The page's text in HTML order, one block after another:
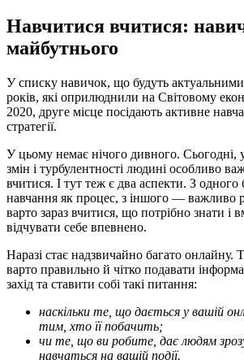
Навчитися вчитися:
майбутнього
У списку навичок, що будуть актуальними
років, які оприлюднили на Світовому
2020, друге місце посідають активне
стратегії.
У цьому немає нічого дивного. Сьогодні,
змін і турбулентності людині особливо
вчитися. І тут теж є два аспекти. З
навчання як процес, з іншого — важливо
варто зараз вчитися, що потрібно знати і
відчувати себе впевнено.
Наразі стає надзвичайно багато онлайну.
варто правильно й чітко подавати
захід та ставити собі такі питання:
наскільки те, що дається у вашій
тим, хто її побачить;
чи те, що ви робите, дає людям
навчаться на вашій події.